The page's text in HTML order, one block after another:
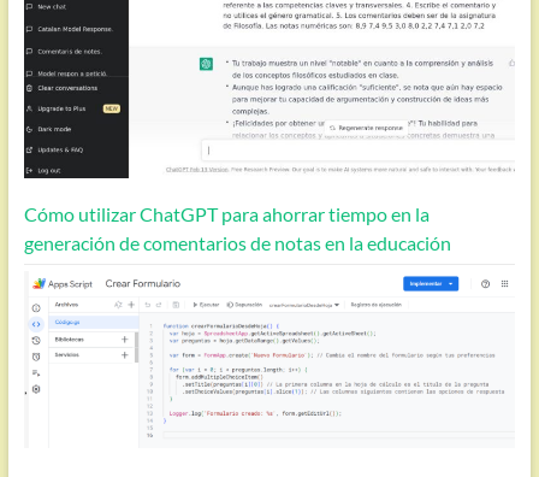
Cómo utilizar ChatGPT para ahorrar tiempo en la
generación de comentarios de notas en la educación